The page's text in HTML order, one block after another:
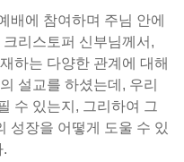
배에 참여하며 주님 안에
리스토퍼 신부님께서,
하는 다양한 관계에 대해
설교를 하셨는데, 우리
수 있는지, 그리하여 그
성장을 어떻게 도울 수 있
.